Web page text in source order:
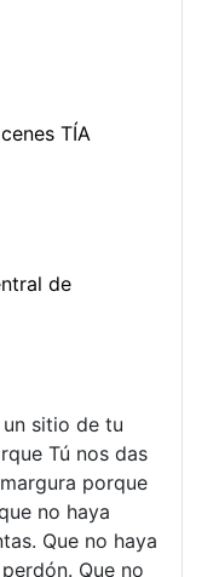
sitio de tu
Tú nos das
porque
no haya
Que no haya
Que no